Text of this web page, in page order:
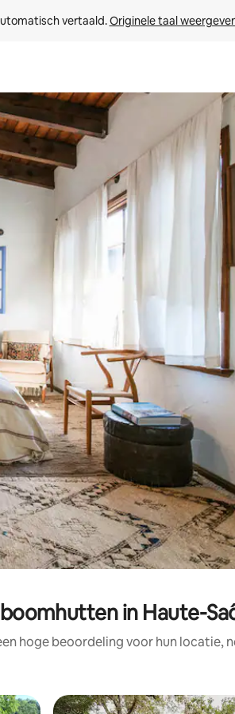
vertaald. Originele taal
omhoog en omlaag, óf door te
in Haute-
hoge beoordeling voor hun locatie,